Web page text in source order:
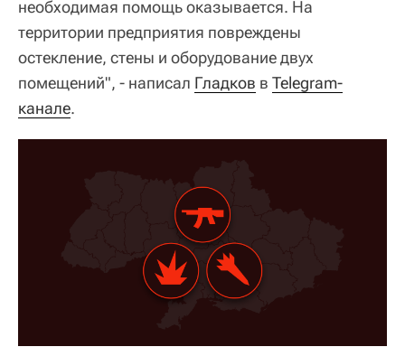
необходимая помощь оказывается. На
территории предприятия повреждены
остекление, стены и оборудование двух
помещений", - написал Гладков в Telegram-
канале.